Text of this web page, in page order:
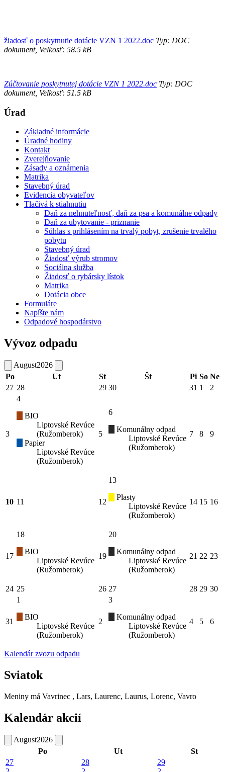
žiadosť o poskytnutie dotácie VZN 1 2022.doc Typ: DOC
dokument, Velkosť: 58.5 kB
Zúčtovanie poskytnutej dotácie VZN 1 2022.doc Typ: DOC
dokument, Velkosť: 51.5 kB
Úrad
Základné informácie
Úradné hodiny
Kontakt
Zverejňovanie
Zásady a oznámenia
Matrika
Stavebný úrad
Evidencia obyvateľov
Tlačivá k stiahnutiu
Daň za nehnuteľnosť, daň za psa a komunálne odpady
Daň za ubytovanie - priznanie
Súhlas s prihlásením na trvalý pobyt, zrušenie trvalého
pobytu
Stavebný úrad
Žiadosť výrub stromov
Sociálna služba
Žiadosť o rybársky lístok
Matrika
Dotácia obce
Formuláre
Napíšte nám
Odpadové hospodárstvo
Vývoz odpadu
August2026
Po
Ut St Št Pi So Ne
27 28 29 30 31 1 2
3
4
BIO
Liptovské Revúce
(Ružomberok)
Papier
Liptovské Revúce
(Ružomberok)
5
6
Komunálny odpad
Liptovské Revúce
(Ružomberok)
7 8 9
10 11 12
13
Plasty
Liptovské Revúce
(Ružomberok)
14 15 16
17
18
BIO
Liptovské Revúce
(Ružomberok)
19
20
Komunálny odpad
Liptovské Revúce
(Ružomberok)
21 22 23
24 25 26 27 28 29 30
31
1
BIO
Liptovské Revúce
(Ružomberok)
2
3
Komunálny odpad
Liptovské Revúce
(Ružomberok)
4 5 6
Kalendár zvozu odpadu
Sviatok
Meniny má Vavrinec , Lars, Laurenc, Laurus, Lorenc, Vavro
Kalendár akcií
August2026
Po
Ut
St
27
28
29